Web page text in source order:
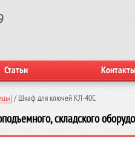
Статьи Контакты
/ Шкаф для ключей КЛ-40C
складского